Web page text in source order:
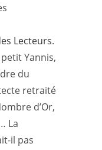
Lecteurs.
Yannis,
du
retraité
d’Or,
La
il pas